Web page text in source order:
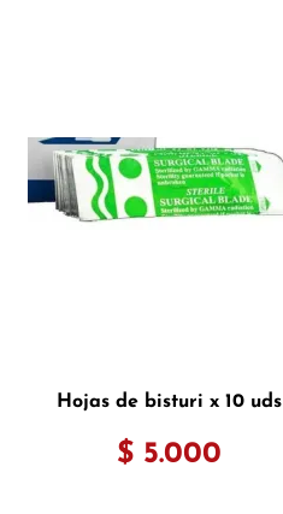
Hojas de bisturi x 10 uds
$ 5.000